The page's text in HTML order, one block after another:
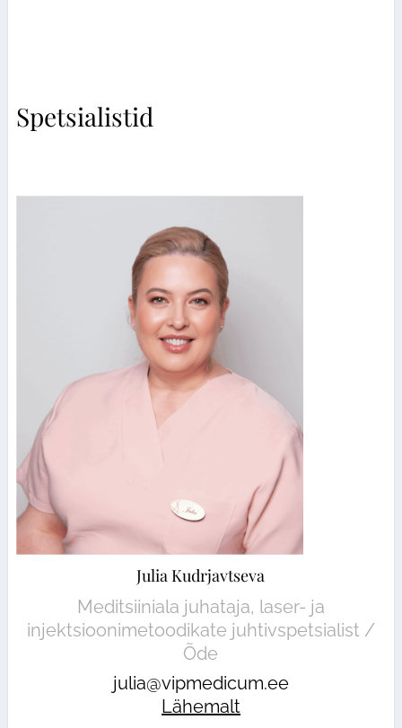
Spetsialistid
Julia Kudrjavtseva
Meditsiiniala juhataja, laser- ja
injektsioonimetoodikate juhtivspetsialist /
Õde
julia@vipmedicum.ee
Lähemalt